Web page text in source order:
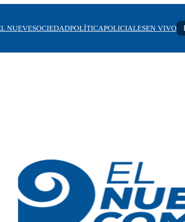
NUEVESOCIEDADPOLÍTICAPOLICIALESEN VIVO